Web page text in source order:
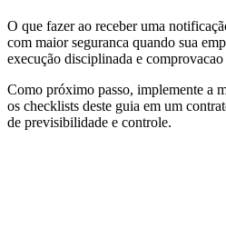
O que fazer ao receber uma
com maior seguranca quando sua
execução disciplinada e
Como próximo passo, implemente a
os checklists deste guia em um
de previsibilidade e controle.